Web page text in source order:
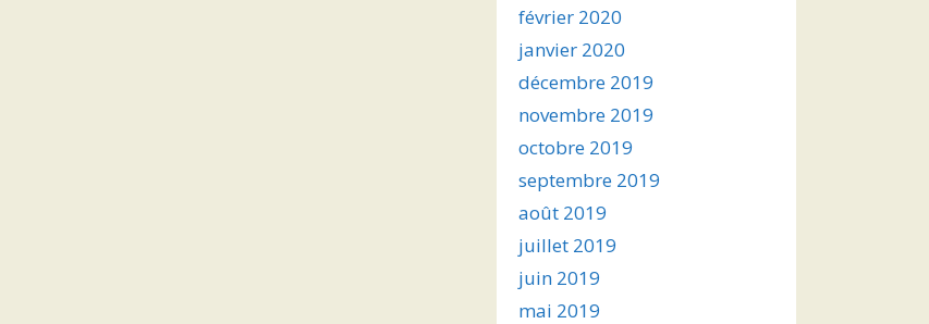
février 2020
janvier 2020
décembre 2019
novembre 2019
octobre 2019
septembre 2019
août 2019
juillet 2019
juin 2019
mai 2019